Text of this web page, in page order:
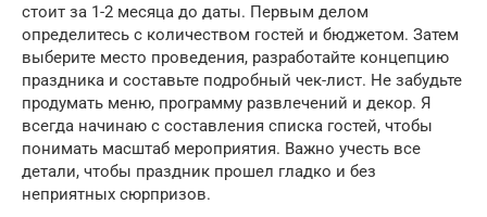
стоит за 1-2 месяца до даты. Первым делом
определитесь с количеством гостей и бюджетом. Затем
выберите место проведения, разработайте концепцию
праздника и составьте подробный чек-лист. Не забудьте
продумать меню, программу развлечений и декор. Я
всегда начинаю с составления списка гостей, чтобы
понимать масштаб мероприятия. Важно учесть все
детали, чтобы праздник прошел гладко и без
неприятных сюрпризов.